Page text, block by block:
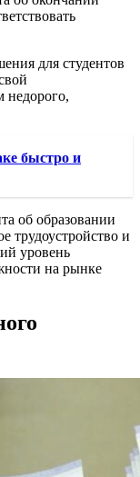
для студентов
недорого,
быстро и
об образовании
трудоустройство и
уровень
на рынке